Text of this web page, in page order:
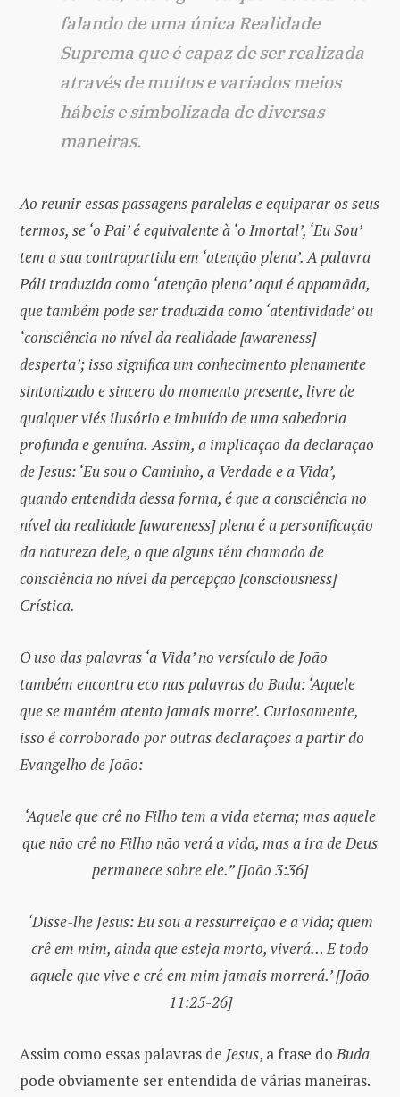
falando de uma única Realidade
Suprema que é capaz de ser realizada
através de muitos e variados meios
hábeis e simbolizada de diversas
maneiras.
Ao reunir essas passagens paralelas e equiparar os seus
termos, se ‘o Pai’ é equivalente à ‘o Imortal’, ‘Eu Sou’
tem a sua contrapartida em ‘atenção plena’. A palavra
Páli traduzida como ‘atenção plena’ aqui é appamāda,
que também pode ser traduzida como ‘atentividade’ ou
‘consciência no nível da realidade [awareness]
desperta’; isso significa um conhecimento plenamente
sintonizado e sincero do momento presente, livre de
qualquer viés ilusório e imbuído de uma sabedoria
profunda e genuína. Assim, a implicação da declaração
de Jesus: ‘Eu sou o Caminho, a Verdade e a Vida’,
quando entendida dessa forma, é que a consciência no
nível da realidade [awareness] plena é a personificação
da natureza dele, o que alguns têm chamado de
consciência no nível da percepção [consciousness]
Crística.
O uso das palavras ‘a Vida’ no versículo de João
também encontra eco nas palavras do Buda: ‘Aquele
que se mantém atento jamais morre’. Curiosamente,
isso é corroborado por outras declarações a partir do
Evangelho de João:
‘Aquele que crê no Filho tem a vida eterna; mas aquele
que não crê no Filho não verá a vida, mas a ira de Deus
permanece sobre ele.” [João 3:36]
‘Disse-lhe Jesus: Eu sou a ressurreição e a vida; quem
crê em mim, ainda que esteja morto, viverá… E todo
aquele que vive e crê em mim jamais morrerá.’[João
11:25-26]
Assim como essas palavras de Jesus, a frase doBuda
pode obviamente ser entendida de várias maneiras.